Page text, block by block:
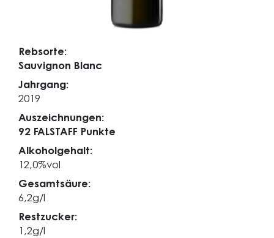
Rebsorte:
Sauvignon Blanc
Jahrgang:
2019
Auszeichnungen:
92 FALSTAFF Punkte
Alkoholgehalt:
12,0%vol
Gesamtsäure:
6,2g/l
Restzucker:
1,2g/l